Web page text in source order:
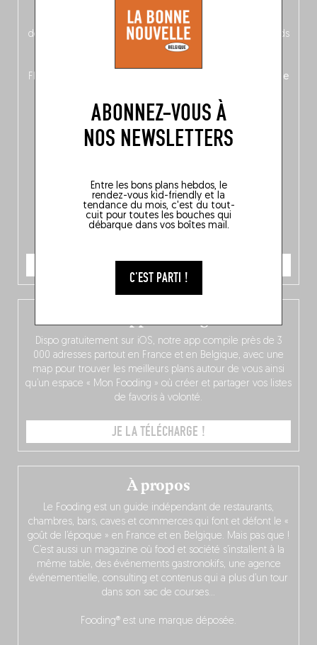
ABONNEZ-VOUS À
NOS NEWSLETTERS
Entre les bons plans hebdos, le
rendez-vous kid-friendly et la
tendance du mois, c'est du tout-
cuit pour toutes les bouches qui
débarque dans vos boîtes mail.
C'EST PARTI !
néerlandais côté face – à moins que ne soit l’inverse ?),
découvrez
une partie mag « Nord-Zuid »
qui met les pieds
dans le plat (pays) pour se demander si la cuisine a une
Flandre, à Bruxelles et en Wallonie, ainsi qu’
un palmarès de
JE COMMANDE
À propos
Le Fooding est un guide indépendant de restaurants,
chambres, bars, caves et commerces qui font et défont le «
goût de l’époque » en France et en Belgique. Mais pas que !
C’est aussi un magazine où food et société s’installent à la
même table, des événements gastronokifs, une agence
événementielle, consulting et contenus qui a plus d’un tour
dans son sac de courses…
Fooding® est une marque déposée.
Dispo gratuitement sur iOS, notre app compile près de 3
000 adresses partout en France et en Belgique, avec une
map pour trouver les meilleurs plans autour de vous ainsi
qu’un espace « Mon Fooding » où créer et partager vos listes
de favoris à volonté.
JE LA TÉLÉCHARGE !